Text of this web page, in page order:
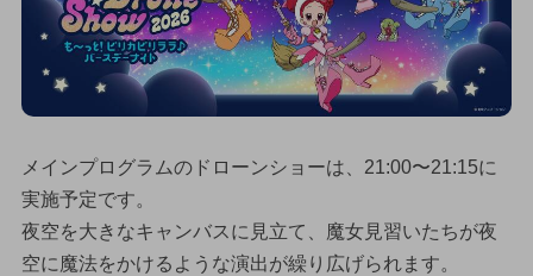
メインプログラムのドローンショーは、21:00〜21:15に
実施予定です。
夜空を大きなキャンバスに見立て、魔女見習いたちが夜
空に魔法をかけるような演出が繰り広げられます。